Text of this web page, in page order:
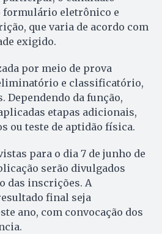
formulário eletrônico e
que varia de acordo com
exigido.
por meio de prova
e classificatório,
Dependendo da função,
etapas adicionais,
ou teste de aptidão física.
para o dia 7 de junho de
serão divulgados
das inscrições. A
final seja
ano, com convocação dos